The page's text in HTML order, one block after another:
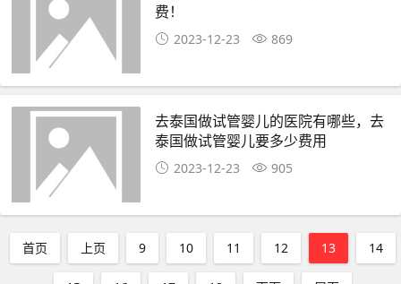
费！
2023-12-23 869
去泰国做试管婴儿的医院有哪些，去
泰国做试管婴儿要多少费用
2023-12-23 905
首页 上页 9 10 11 12 13 14